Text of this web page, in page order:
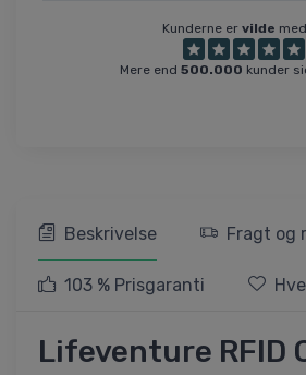
Kunderne er vilde
Mere end 500.000 kunder
Beskrivelse Fragt og
103 % Prisgaranti
Lifeventure RFID